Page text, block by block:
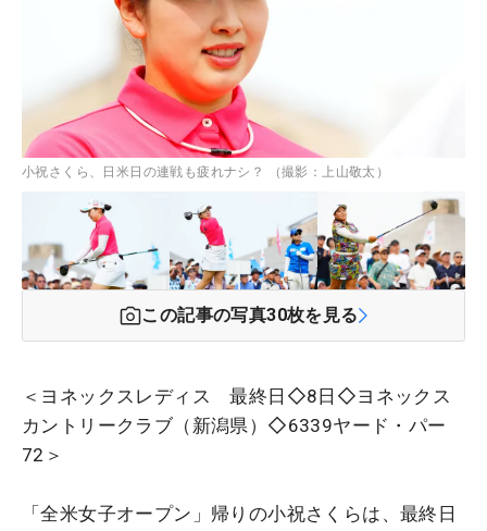
小祝さくら、日米日の連戦も疲れナシ？ （撮影：上山敬太）
この記事の写真30枚を見る
＜ヨネックスレディス 最終日◇8日◇ヨネックス
カントリークラブ（新潟県）◇6339ヤード・パー
72＞
「全米女子オープン」帰りの小祝さくらは、最終日